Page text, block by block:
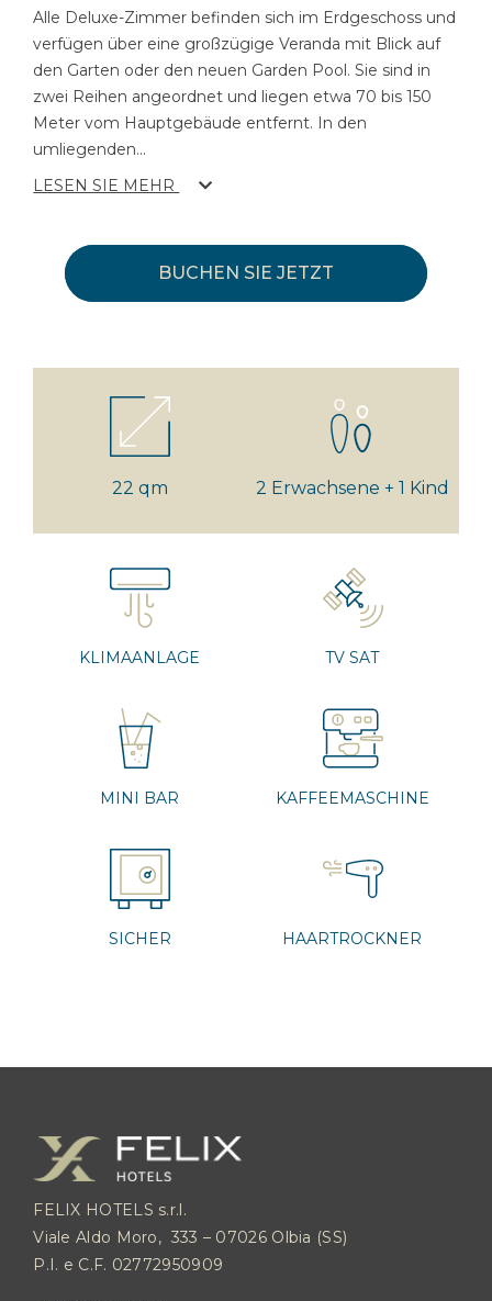
Alle Deluxe-Zimmer befinden sich im Erdgeschoss und
verfügen über eine großzügige Veranda mit Blick auf
den Garten oder den neuen Garden Pool. Sie sind in
zwei Reihen angeordnet und liegen etwa 70 bis 150
Meter vom Hauptgebäude entfernt. In den
umliegenden...
LESEN SIE MEHR
BUCHEN SIE JETZT
KLIMAANLAGE TV SAT
MINI BAR KAFFEEMASCHINE
SICHER HAARTROCKNER
22 qm 2 Erwachsene + 1 Kind
FELIX HOTELS s.r.l.
Viale Aldo Moro, 333 – 07026 Olbia (SS)
P.I. e C.F. 02772950909